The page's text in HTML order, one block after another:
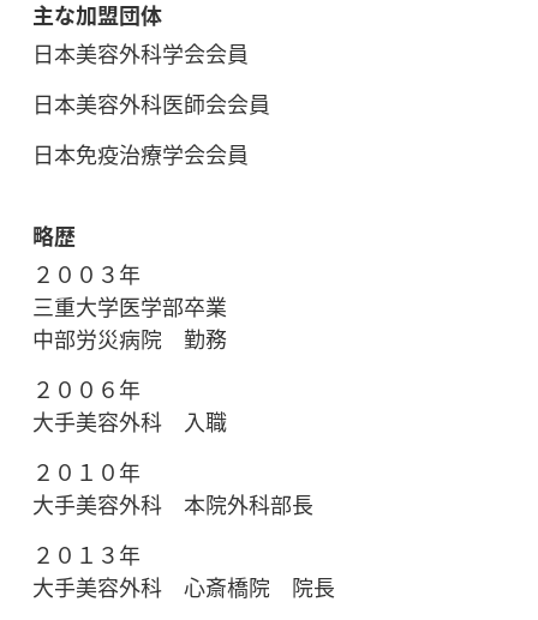
主な加盟団体
日本美容外科学会会員
日本美容外科医師会会員
日本免疫治療学会会員
略歴
２００３年
三重大学医学部卒業
中部労災病院 勤務
２００６年
大手美容外科 入職
２０１０年
大手美容外科 本院外科部長
２０１３年
大手美容外科 心斎橋院 院長